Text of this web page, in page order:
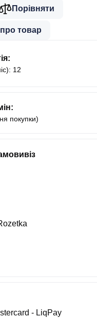
Порівняти
товар
12
покупки)
- LiqPay